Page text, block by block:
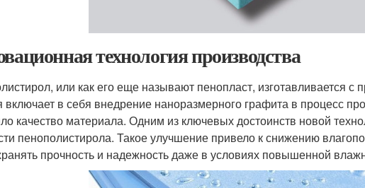
технология производства
или как его еще называют пенопласт, изготавливается с
включает в себя внедрение наноразмерного графита в процесс
качество материала. Одним из ключевых достоинств новой
пенополистирола. Такое улучшение привело к снижению
прочность и надежность даже в условиях повышенной